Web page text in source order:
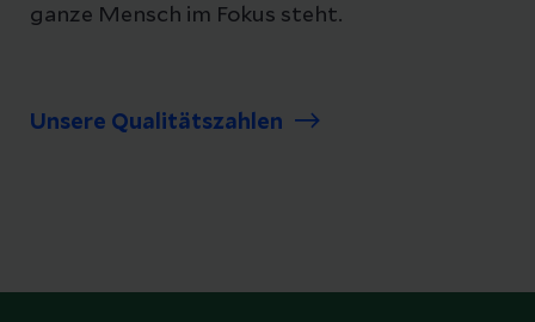
ganze Mensch im Fokus steht.
Unsere Qualitätszahlen